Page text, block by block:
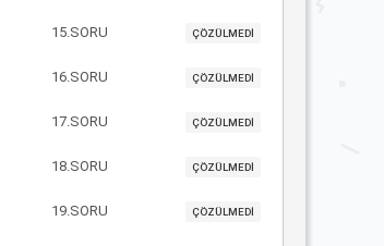
15.SORU ÇÖZÜLMEDİ
16.SORU ÇÖZÜLMEDİ
17.SORU ÇÖZÜLMEDİ
18.SORU ÇÖZÜLMEDİ
19.SORU ÇÖZÜLMEDİ